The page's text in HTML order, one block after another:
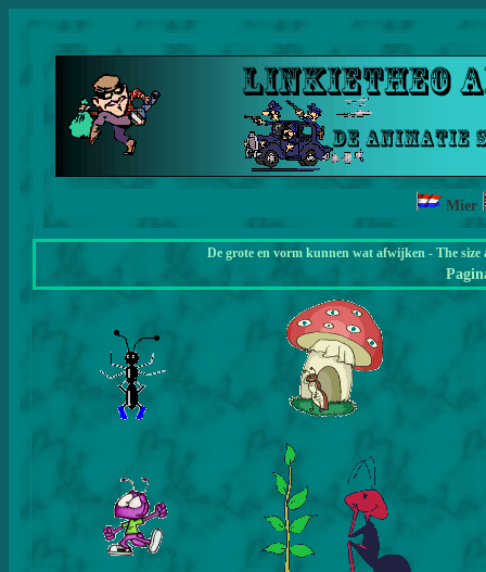
Mier
De grote en vorm kunnen wat afwijken - The